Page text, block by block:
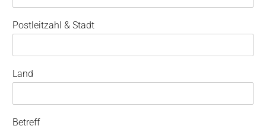
Postleitzahl & Stadt
Land
Betreff